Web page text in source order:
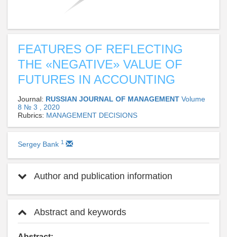
FEATURES OF REFLECTING
THE «NEGATIVE» VALUE OF
FUTURES IN ACCOUNTING
Journal: RUSSIAN JOURNAL OF MANAGEMENT Volume
8 № 3 , 2020
Rubrics: MANAGEMENT DECISIONS
Sergey Bank 1
Author and publication information
Abstract and keywords